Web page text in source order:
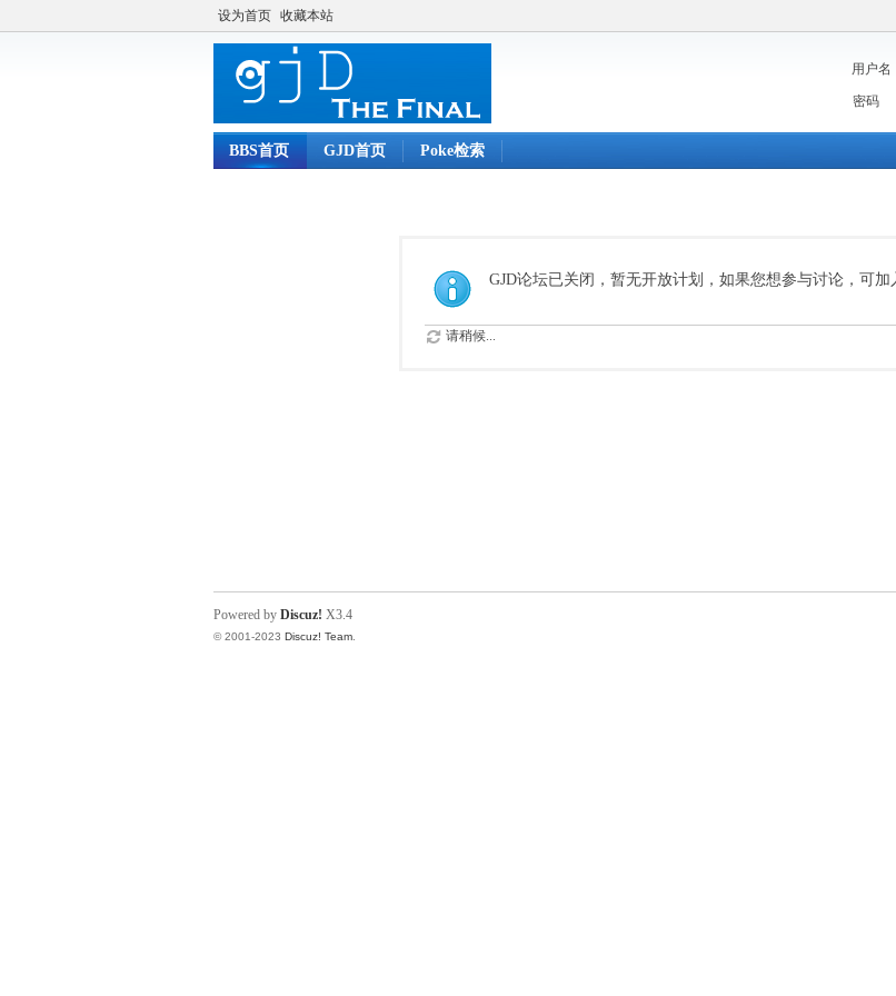
设为首页 收藏本站
用户名
密码
BBS首页 GJD首页 Poke检索
GJD论坛已关闭，暂无开放计划，如果您想参与讨论，可加
请稍候...
Powered by Discuz! X3.4
© 2001-2023 Discuz! Team